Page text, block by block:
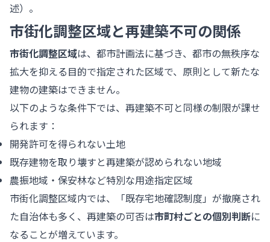
述）。
市街化調整区域と再建築不可の関係
市街化調整区域は、都市計画法に基づき、都市の無秩序な
拡大を抑える目的で指定された区域で、原則として新たな
建物の建築はできません。
以下のような条件下では、再建築不可と同様の制限が課せ
られます：
開発許可を得られない土地
既存建物を取り壊すと再建築が認められない地域
農振地域・保安林など特別な用途指定区域
市街化調整区域内では、「既存宅地確認制度」が撤廃され
た自治体も多く、再建築の可否は市町村ごとの個別判断に
なることが増えています。